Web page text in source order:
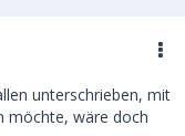
unterschrieben, mit
möchte, wäre doch